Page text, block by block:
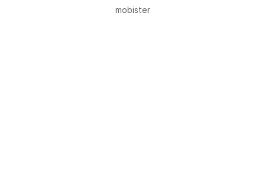
mobister